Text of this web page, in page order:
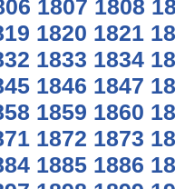
1807 1808
1820 1821
1833 1834
1846 1847
1859 1860
1872 1873
1885 1886